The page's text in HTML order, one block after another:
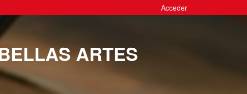
Acceder
ARTES